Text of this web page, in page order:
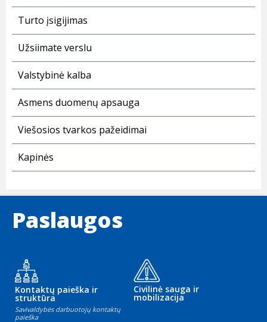
Turto įsigijimas
Užsiimate verslu
Valstybinė kalba
Asmens duomenų apsauga
Viešosios tvarkos pažeidimai
Kapinės
Paslaugos
Kontaktų paieška ir
struktūra
Savivaldybės darbuotojų kontaktų
paieška
Civilinė sauga ir
mobilizacija